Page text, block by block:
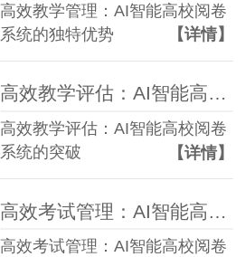
高效教学管理：AI智能高校阅卷
系统的独特优势
【详情】
高效教学评估：AI智能高校阅卷系统的突破
高效教学评估：AI智能高校阅卷
系统的突破
【详情】
高效考试管理：AI智能高校阅卷系统的便捷
高效考试管理：AI智能高校阅卷